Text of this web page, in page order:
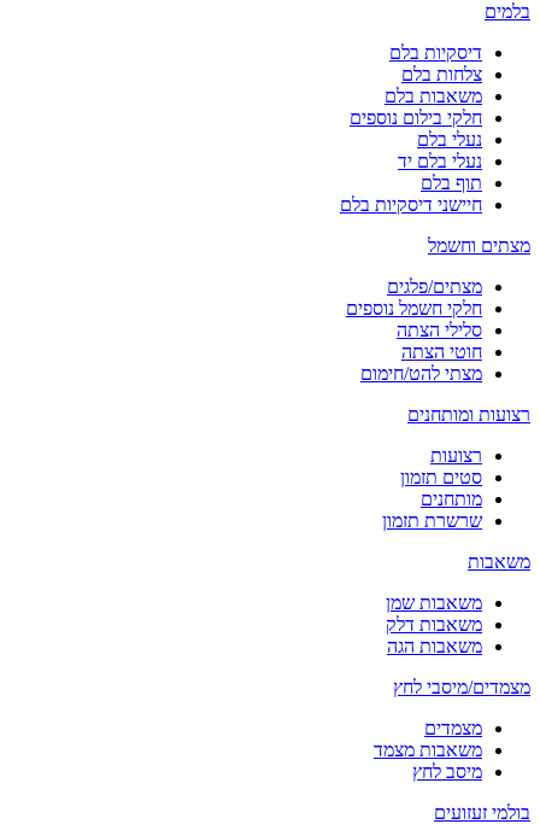
בלמים
דיסקיות בלם
צלחות בלם
משאבות בלם
חלקי בילום נוספים
נעלי בלם
נעלי בלם יד
תוף בלם
חיישני דיסקיות בלם
מצתים וחשמל
מצתים/פלגים
חלקי חשמל נוספים
סלילי הצתה
חוטי הצתה
מצתי להט/חימום
רצועות ומותחנים
רצועות
סטים תזמון
מותחנים
שרשרת תזמון
משאבות
משאבות שמן
משאבות דלק
משאבות הגה
מצמדים/מיסבי לחץ
מצמדים
משאבות מצמד
מיסב לחץ
בולמי זעזועים